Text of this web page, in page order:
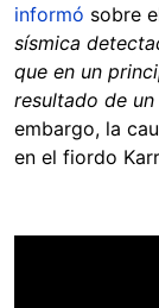
informó sobre
sísmica
que en un
resultado de
embargo, la
en el fiordo